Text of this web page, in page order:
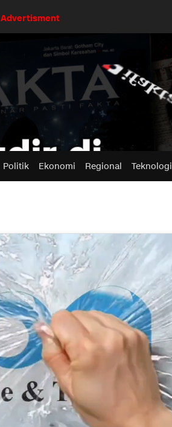
Advertisment
Politik Ekonomi Regional Teknologi